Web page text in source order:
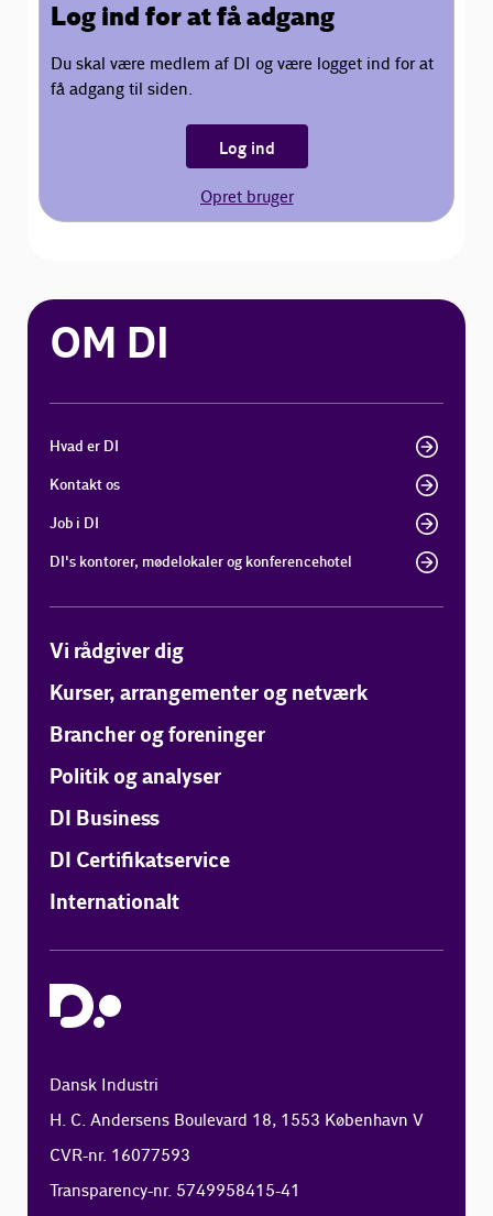
Log ind for at få adgang
Du skal være medlem af DI og være logget ind for at
få adgang til siden.
Log ind
Opret bruger
OM DI
Hvad er DI
Kontakt os
Job i DI
DI's kontorer, mødelokaler og konferencehotel
Vi rådgiver dig
Kurser, arrangementer og netværk
Brancher og foreninger
Politik og analyser
DI Business
DI Certifikatservice
Internationalt
Dansk Industri
H. C. Andersens Boulevard 18, 1553 København V
CVR-nr. 16077593
Transparency-nr. 5749958415-41